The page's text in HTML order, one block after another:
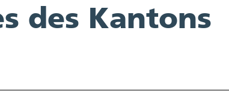
des Kantons